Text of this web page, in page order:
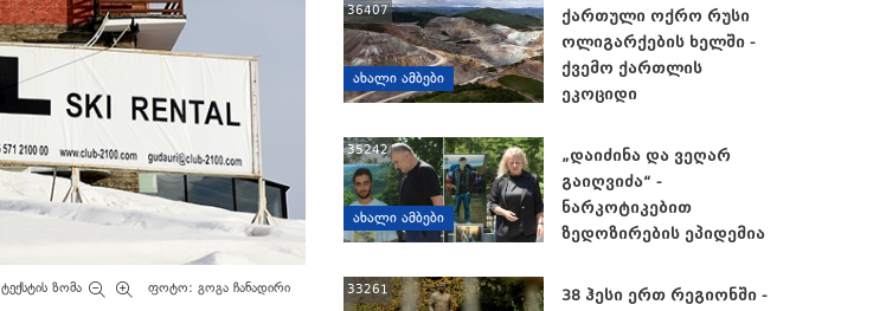
ტექსტის ზომა ფოტო: გოგა ჩანადირი
ᲐᲮᲐᲚᲘ ᲐᲛᲑᲔᲑᲘ
36407
ქართული ოქრო რუსი
ოლიგარქების ხელში -
ქვემო ქართლის
ეკოციდი
ᲐᲮᲐᲚᲘ ᲐᲛᲑᲔᲑᲘ
35242
„დაიძინა და ვეღარ
გაიღვიძა“ -
ნარკოტიკებით
ზედოზირების ეპიდემია
33261
38 ჰესი ერთ რეგიონში -